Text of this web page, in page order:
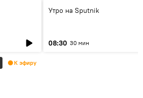
Утро на Sputnik
08:30 30 мин
К эфиру